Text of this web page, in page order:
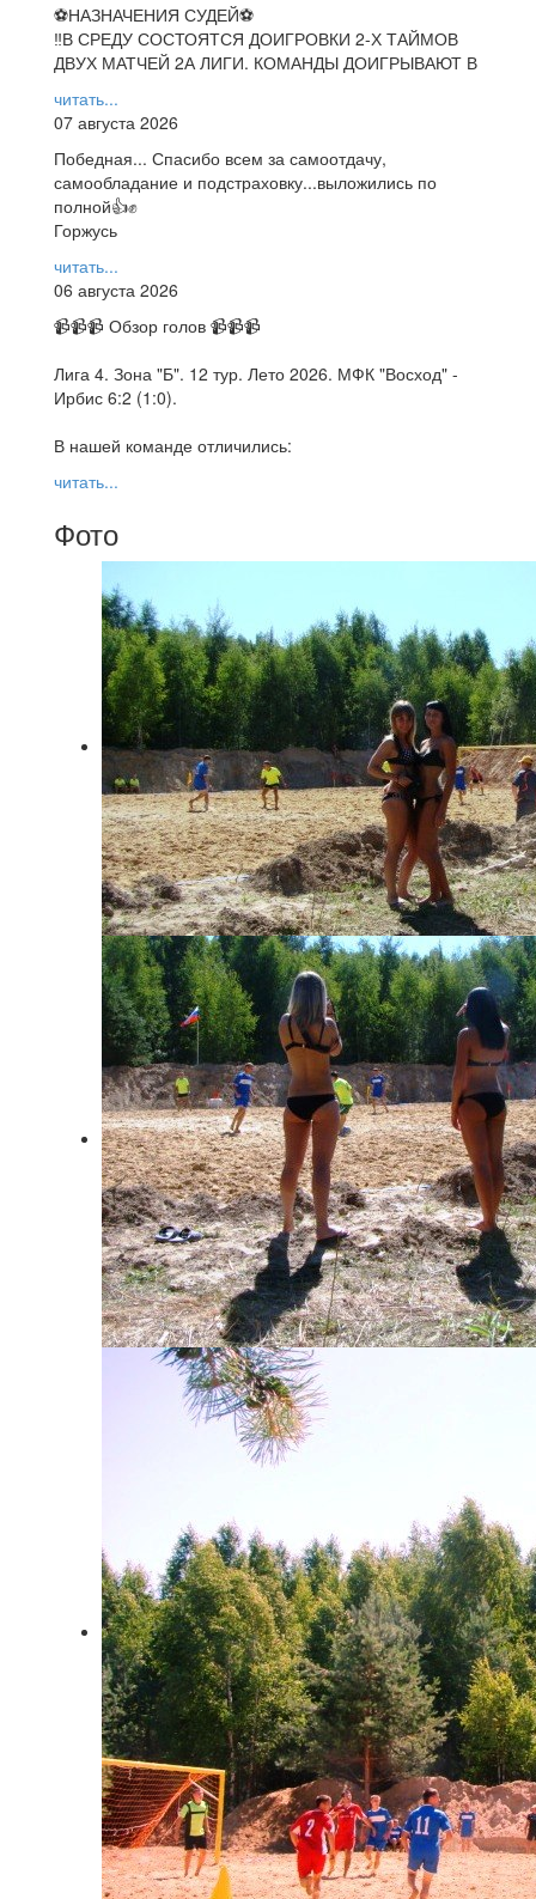
⚽НАЗНАЧЕНИЯ СУДЕЙ⚽
‼В СРЕДУ СОСТОЯТСЯ ДОИГРОВКИ 2-Х ТАЙМОВ
ДВУХ МАТЧЕЙ 2А ЛИГИ. КОМАНДЫ ДОИГРЫВАЮТ В
читать...
07 августа 2026
Победная... Спасибо всем за самоотдачу,
самообладание и подстраховку...выложились по
полной👍✊
Горжусь
читать...
06 августа 2026
📹📹📹 Обзор голов 📹📹📹
Лига 4. Зона "Б". 12 тур. Лето 2026. МФК "Восход" -
Ирбис 6:2 (1:0).
В нашей команде отличились:
читать...
Фото